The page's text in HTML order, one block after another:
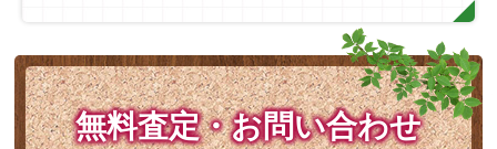
無料査定・お問い合わせ